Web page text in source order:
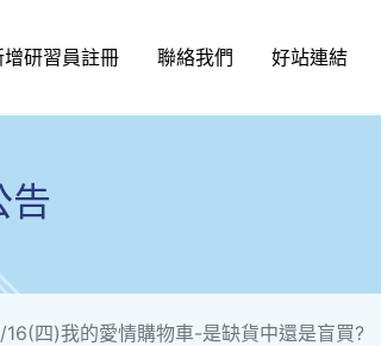
增研習員註冊 聯絡我們 好站連結
告
四)我的愛情購物車-是缺貨中還是盲買?